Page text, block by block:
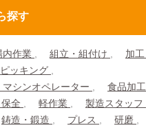
探す
内作業 組立・組付け 加工
ピッキング
シンオペレーター
食品加工
全 軽作業
製造スタッフ
鋳造・鍛造 プレス 研磨